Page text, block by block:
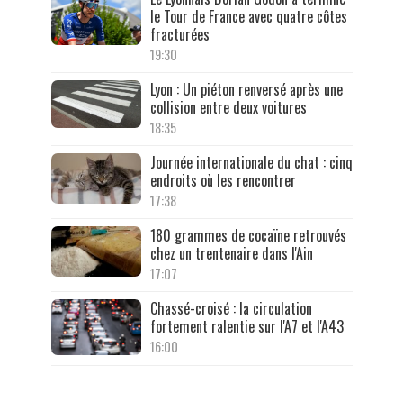
le Tour de France avec quatre côtes
fracturées
19:30
Lyon : Un piéton renversé après une
collision entre deux voitures
18:35
Journée internationale du chat : cinq
endroits où les rencontrer
17:38
180 grammes de cocaïne retrouvés
chez un trentenaire dans l'Ain
17:07
Chassé-croisé : la circulation
fortement ralentie sur l'A7 et l'A43
16:00